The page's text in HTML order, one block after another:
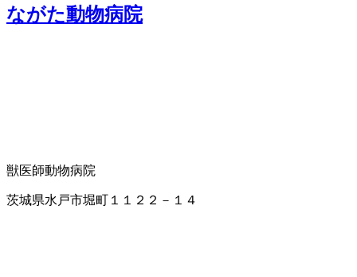
ながた動物病院
獣医師動物病院
茨城県水戸市堀町１１２２－１４